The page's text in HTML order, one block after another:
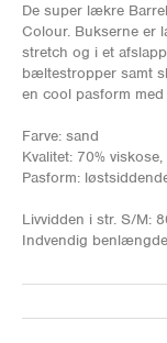
De super lækre
Colour. Bukserne er
stretch og i et
bæltestropper samt
en cool pasform
Farve: sand
Kvalitet: 70%
Pasform:
Livvidden i str. S/M:
Indvendig